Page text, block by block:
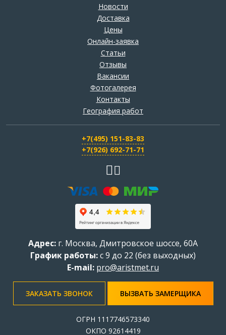
Новости
Доставка
Цены
Онлайн-заявка
Статьи
Отзывы
Вакансии
Фотогалерея
Контакты
География работ
+7(495) 151-83-83
+7(926) 692-71-71
Адрес: г. Москва, Дмитровское шоссе, 60А
График работы:с 9 до 22 (без выходных)
E-mail: pro@aristmet.ru
ЗАКАЗАТЬ ЗВОНОК ВЫЗВАТЬ ЗАМЕРЩИКА
ОГРН 1117746573340
ОКПО 92614419